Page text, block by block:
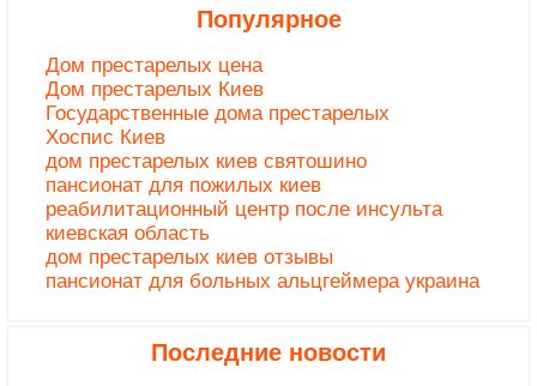
Популярное
Дом престарелых цена
Дом престарелых Киев
Государственные дома престарелых
Хоспис Киев
дом престарелых киев святошино
пансионат для пожилых киев
реабилитационный центр после инсульта
киевская область
дом престарелых киев отзывы
пансионат для больных альцгеймера украина
Последние новости